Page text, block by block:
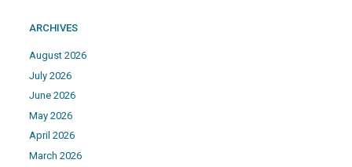
ARCHIVES
August 2026
July 2026
June 2026
May 2026
April 2026
March 2026